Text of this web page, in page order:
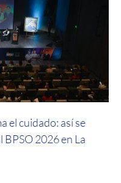
el cuidado: así se
2026 en La